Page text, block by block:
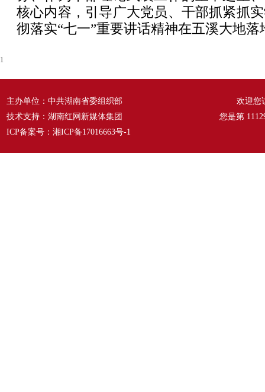
核心内容，引导广大党员、干部抓紧抓
彻落实“七一”重要讲话精神在五溪大地
1
主办单位：中共湖南省委组织部
技术支持：湖南红网新媒体集团
ICP备案号： 湘ICP备17016663号-1
欢迎您
您是第